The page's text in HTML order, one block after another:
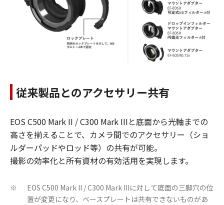
従来製品とのアクセサリー共有
EOS C500 Mark II / C300 Mark IIIと底面から光軸までの
高さを揃えることで、カメラ間でのアクセサリー（ショ
ルダーパッドやロッド等）の共有が可能。
撮影の効率化と所有資材の有効活用を実現します。
※
EOS C500 Mark II / C300 Mark IIIに対して底面の三脚穴の位
置が変更になり、ベースプレートは共有できないものがあ